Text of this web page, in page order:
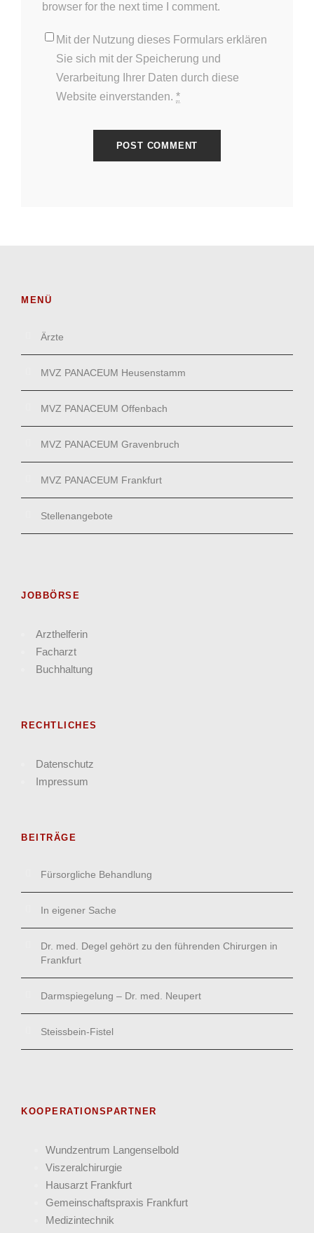
browser for the next time I comment.
Mit der Nutzung dieses Formulars erklären
Sie sich mit der Speicherung und
Verarbeitung Ihrer Daten durch diese
Website einverstanden. *
MENÜ
Ärzte
MVZ PANACEUM Heusenstamm
MVZ PANACEUM Offenbach
MVZ PANACEUM Gravenbruch
MVZ PANACEUM Frankfurt
Stellenangebote
JOBBÖRSE
Arzthelferin
Facharzt
Buchhaltung
RECHTLICHES
Datenschutz
Impressum
BEITRÄGE
Fürsorgliche Behandlung
In eigener Sache
Dr. med. Degel gehört zu den führenden Chirurgen in
Frankfurt
Darmspiegelung – Dr. med. Neupert
Steissbein-Fistel
KOOPERATIONSPARTNER
Wund­zentrum Langen­selbold
Viszeral­chirurgie
Hausarzt Frank­furt
Gemein­schafts­praxis Frankfurt
Medizin­technik